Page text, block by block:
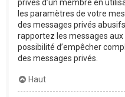
privés d’un membre en
les paramètres de votre
des messages privés
rapportez les messages
possibilité d’empêcher
des messages privés.
Haut